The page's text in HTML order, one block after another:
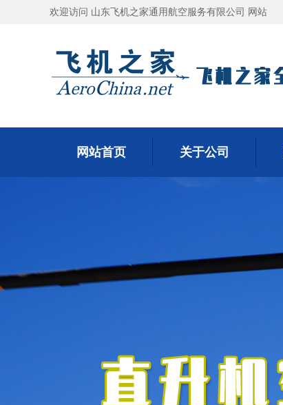
欢迎访问 山东飞机之家通用航空服务有限公司 网站
网站首页 关于公司